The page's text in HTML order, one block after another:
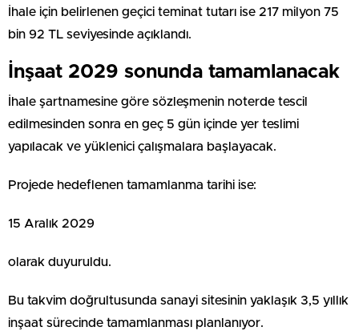
İhale için belirlenen geçici teminat tutarı ise 217 milyon 75
bin 92 TL seviyesinde açıklandı.
İnşaat 2029 sonunda tamamlanacak
İhale şartnamesine göre sözleşmenin noterde tescil
edilmesinden sonra en geç 5 gün içinde yer teslimi
yapılacak ve yüklenici çalışmalara başlayacak.
Projede hedeflenen tamamlanma tarihi ise:
15 Aralık 2029
olarak duyuruldu.
Bu takvim doğrultusunda sanayi sitesinin yaklaşık 3,5 yıllık
inşaat sürecinde tamamlanması planlanıyor.